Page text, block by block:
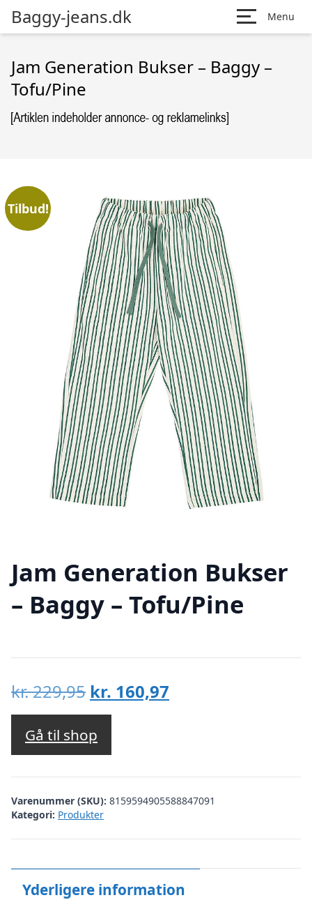
Baggy-jeans.dk Menu
Jam Generation Bukser – Baggy –
Tofu/Pine
Tilbud!
Jam Generation Bukser
– Baggy – Tofu/Pine
kr.229,95 Den
oprindelige
pris
var:
kr. 229,95.
kr. 160,97
kr. 160,97.
Gå til shop
Varenummer (SKU): 8159594905588847091
Kategori: Produkter
Yderligere information